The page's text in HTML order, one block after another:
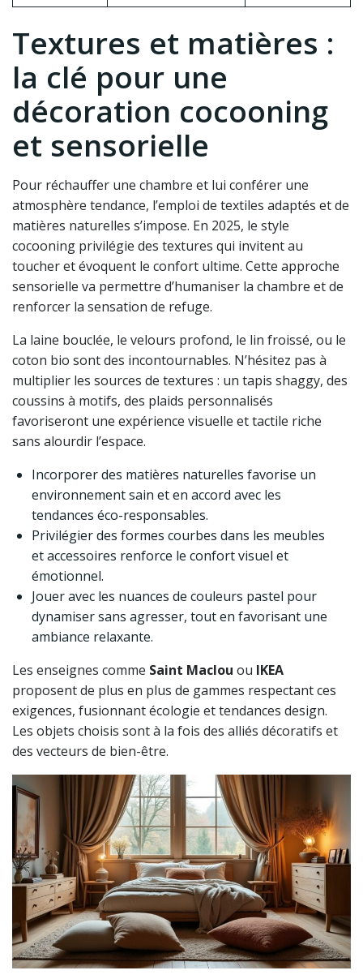
Textures et matières :
la clé pour une
décoration cocooning
et sensorielle
Pour réchauffer une chambre et lui conférer une
atmosphère tendance, l’emploi de textiles adaptés et de
matières naturelles s’impose. En 2025, le style
cocooning privilégie des textures qui invitent au
toucher et évoquent le confort ultime. Cette approche
sensorielle va permettre d’humaniser la chambre et de
renforcer la sensation de refuge.
La laine bouclée, le velours profond, le lin froissé, ou le
coton bio sont des incontournables. N’hésitez pas à
multiplier les sources de textures : un tapis shaggy, des
coussins à motifs, des plaids personnalisés
favoriseront une expérience visuelle et tactile riche
sans alourdir l’espace.
Incorporer des matières naturelles favorise un
environnement sain et en accord avec les
tendances éco-responsables.
Privilégier des formes courbes dans les meubles
et accessoires renforce le confort visuel et
émotionnel.
Jouer avec les nuances de couleurs pastel pour
dynamiser sans agresser, tout en favorisant une
ambiance relaxante.
Les enseignes comme Saint Maclou ou IKEA
proposent de plus en plus de gammes respectant ces
exigences, fusionnant écologie et tendances design.
Les objets choisis sont à la fois des alliés décoratifs et
des vecteurs de bien-être.